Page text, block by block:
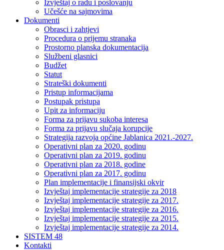
Izvještaj o radu i poslovanju
Učešće na sajmovima
Dokumenti
Obrasci i zahtjevi
Procedura o prijemu stranaka
Prostorno planska dokumentacija
Službeni glasnici
Budžet
Statut
Strateški dokumenti
Pristup informacijama
Postupak pristupa
Upit za informaciju
Forma za prijavu sukoba interesa
Forma za prijavu slučaja korupcije
Strategija razvoja općine Jablanica 2021.-2027.
Operativni plan za 2020. godinu
Operativni plan za 2019. godinu
Operativni plan za 2018. godine
Operativni plan za 2017. godinu
Plan implementacije i finansijski okvir
Izvještaj implementacije strategije za 2018
Izvještaj implementacije strategije za 2017.
Izvještaj implementacije strategije za 2016.
Izvještaj implementacije strategije za 2015.
Izvještaj implementacije strategije za 2014.
SISTEM 48
Kontakti